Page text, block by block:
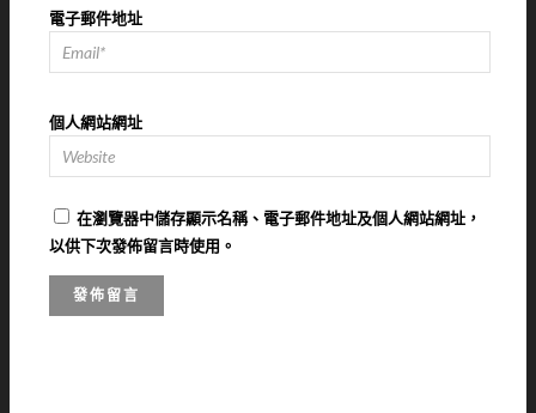
電子郵件地址
個人網站網址
在瀏覽器中儲存顯示名稱、電子郵件地址及個人網站網址，
以供下次發佈留言時使用。